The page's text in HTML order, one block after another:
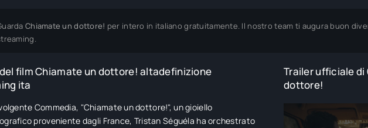
Chiamate un dottore! per intero in italiano gratuitamente. Il nostro team ti augura buon
film Chiamate un dottore! altadefinizione
ita
Commedia, "Chiamate un dottore!", un gioiello
proveniente dagli France, Tristan Séguéla ha orchestrato
Trailer ufficiale di
dottore!